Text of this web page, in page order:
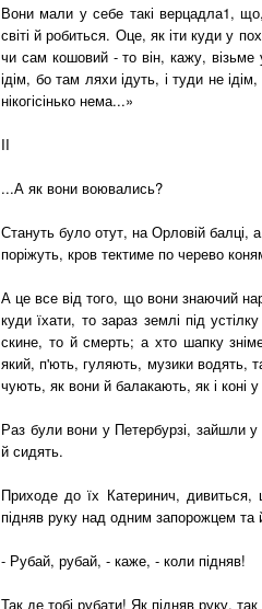
Вони мали у себе такі верцадла1,
світі й робиться. Оце, як іти куди у
чи сам кошовий - то він, кажу,
ідім, бо там ляхи ідуть, і туди не
нікогісінько нема...»
II
...А як вони воювались?
Стануть було отут, на Орловій балці,
поріжуть, кров тектиме по черево
А це все від того, що вони знаючий
куди їхати, то зараз землі під
скине, то й смерть; а хто шапку
який, п'ють, гуляють, музики водять,
чують, як вони й балакають, як і коні
Раз були вони у Петербурзі, зайшли
й сидять.
Приходе до їх Катеринич,
підняв руку над одним запорожцем та
- Рубай, рубай, - каже, - коли підняв!
Так де тобі рубати! Як підняв руку,